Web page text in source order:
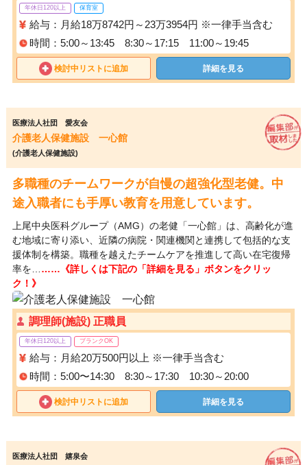
年休日120以上 保育室
給与：月給18万8742円～23万3954円 ※一律手当含む
時間：5:00～13:45 8:30～17:15 11:00～19:45
検討中リストに追加 詳細を見る
医療法人社団 愛友会
介護老人保健施設 一心館
(介護老人保健施設)
多職種のチームワークが自慢の超強化型老健。中
途入職者にも手厚い教育を用意しています。
上尾中央医科グループ（AMG）の老健「一心館」は、高齢化が進
む地域に寄り添い、近隣の病院・関連機関と連携して包括的な支
援体制を構築。職種を越えたチームケアを推進して高い在宅復帰
率を… ……《詳しくは下記の「詳細を見る」ボタンをクリッ
ク！》
調理師(施設) 正職員
年休日120以上 ブランクOK
給与：月給20万500円以上 ※一律手当含む
時間：5:00〜14:30 8:30～17:30 10:30～20:00
検討中リストに追加 詳細を見る
医療法人社団 嬉泉会